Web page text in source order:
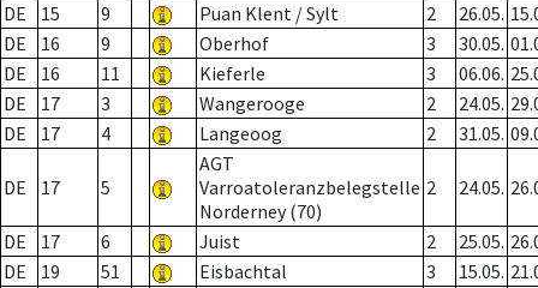
DE
15 9 Puan Klent / Sylt 2 26.05.
DE
16 9 Oberhof 3 30.05.
DE
16 11 Kieferle 3 06.06.
DE
17 3 Wangerooge 2 24.05.
DE
17 4 Langeoog 2 31.05.
DE 17 5
AGT
Varroatoleranzbelegstelle
Norderney (70)
2 24.05.
DE 17 6 Juist 2 25.05.
DE
19 51 Eisbachtal 3 15.05.